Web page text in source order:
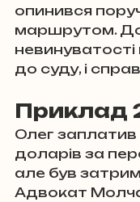
опинився поруч
маршрутом.
до суду, і
Приклад
Олег
доларів за
але був
Адвокат